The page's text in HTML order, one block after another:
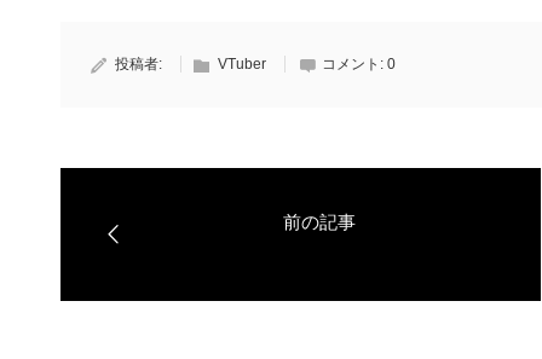
投稿者: VTuber コメント: 0